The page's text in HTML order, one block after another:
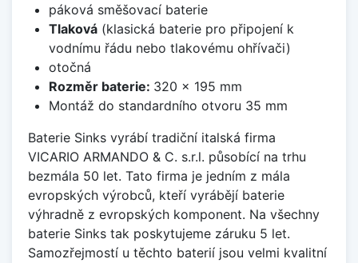
páková směšovací baterie
Tlaková(klasická baterie pro připojení k
vodnímu řádu nebo tlakovému ohřívači)
otočná
Rozměr baterie: 320 x 195 mm
Montáž do standardního otvoru 35 mm
Baterie Sinks vyrábí tradiční italská firma
VICARIO ARMANDO & C. s.r.l. působící na trhu
bezmála 50 let. Tato firma je jedním z mála
evropských výrobců, kteří vyrábějí baterie
výhradně z evropských komponent. Na všechny
baterie Sinks tak poskytujeme záruku 5 let.
Samozřejmostí u těchto baterií jsou velmi kvalitní